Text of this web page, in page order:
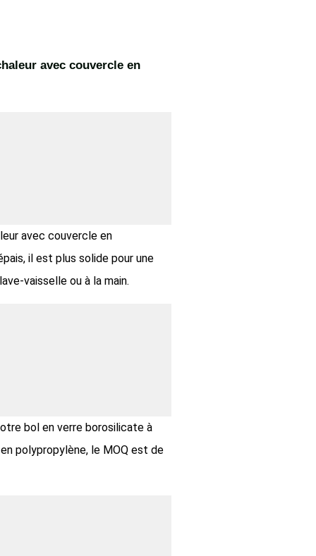
avec couvercle en
avec couvercle en
il est plus solide pour une
vaisselle ou à la main.
bol en verre borosilicate à
polypropylène, le MOQ est de